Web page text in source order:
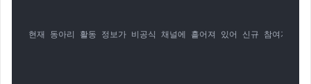
현재 동아리 활동 정보가 비공식 채널에 흩어져 있어 신규 참여자